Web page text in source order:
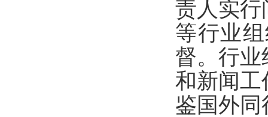
责人实行
等行业
督。行
和新闻工
鉴国外